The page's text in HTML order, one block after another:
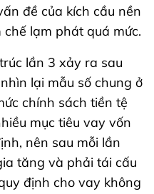
đề của kích cầu nền
lạm phát quá mức.
lần 3 xảy ra sau
lại mẫu số chung ở
chính sách tiền tệ
mục tiêu vay vốn
nên sau mỗi lần
tăng và phải tái cấu
định cho vay không